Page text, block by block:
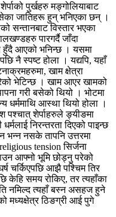
पुर्खहरु मङ्गोलियाबाट
जातिहरू हुन् भनिएका छन् ।
सन्तानबाट विस्तार भएका
पारगर्दै जाँदा
हुँदै आएको भनिन्छ । यसमा
नै स्पष्ट होला । यद्यपि, यहाँ
खाम क्षेत्रा
भेटिन्छ । खाम आएर खामको
गरी बसेको थियो । भोटमा
धर्ममाथि आस्था थियो होला ।
पश्चात् शेर्पाहरुले ङ्यीङमा
निरन्तरता दिएको पाइन्छ
भन्न नसके तापनि उत्तरमा
tension सिर्जना
आफ्नो भूमि छोड्नु परेको
चर्किएपछि आझै पश्चिम तिर
केहि समय रोकिए, तर त्यहाँका
नमिल्द त्यहाँ बस्न असहज हुने
मध्यक्षेत्र ठिङग्री आई पुगे